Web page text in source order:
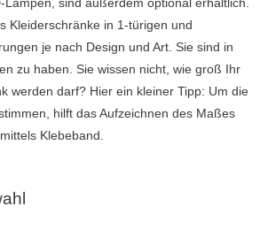
Lampen, sind außerdem optional erhältlich.
Kleiderschränke in 1-türigen und
je nach Design und Art. Sie sind in
zu haben. Sie wissen nicht, wie groß Ihr
werden darf? Hier ein kleiner Tipp: Um die
hilft das Aufzeichnen des Maßes
Klebeband.